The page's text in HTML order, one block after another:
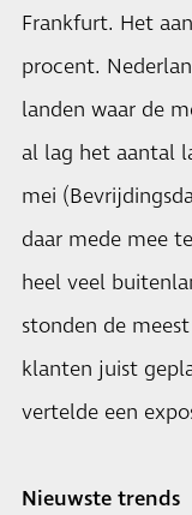
Frankfurt. Het
procent.
landen waar de
al lag het aantal
mei
daar mede mee
heel veel
stonden de
klanten juist
vertelde een
Nieuwste trends